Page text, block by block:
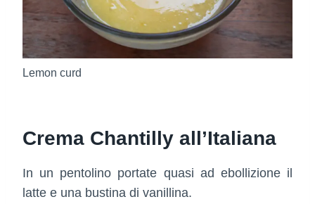
Lemon curd
Crema Chantilly all’Italiana
In un pentolino portate quasi ad ebollizione il
latte e una bustina di vanillina.